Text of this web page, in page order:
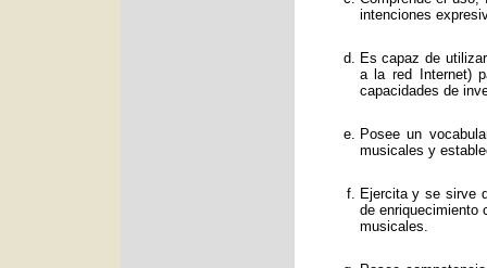
intenciones
Es capaz de
a la red Internet)
capacidades de
Posee un
musicales y
Ejercita y se sirve
de enriquecimiento
musicales.